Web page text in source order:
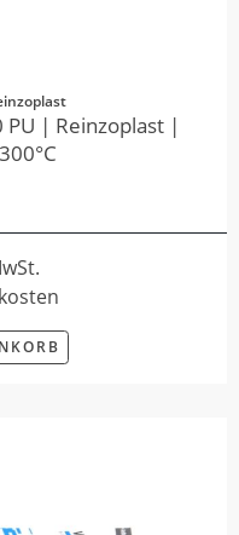
PU | Reinzoplast |